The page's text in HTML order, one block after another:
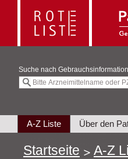
Suche nach
A-Z Liste Über den
Startseite A-Z